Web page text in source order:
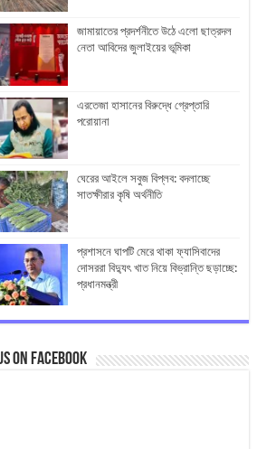
জামায়াতের প্রদর্শনীতে উঠে এলো ছাত্রদল
নেতা আবিদের জুলাইয়ের ভূমিকা
এরতেজা হাসানের বিরুদ্ধে গ্রেপ্তারি
পরোয়ানা
ঘেরের আইলে সবুজ বিপ্লব: বদলাচ্ছে
সাতক্ষীরার কৃষি অর্থনীতি
প্রশাসনে ঘাপটি মেরে থাকা ফ্যাসিবাদের
দোসররা বিদ্যুৎ খাত নিয়ে বিভ্রান্তি ছড়াচ্ছে:
প্রধানমন্ত্রী
on Facebook